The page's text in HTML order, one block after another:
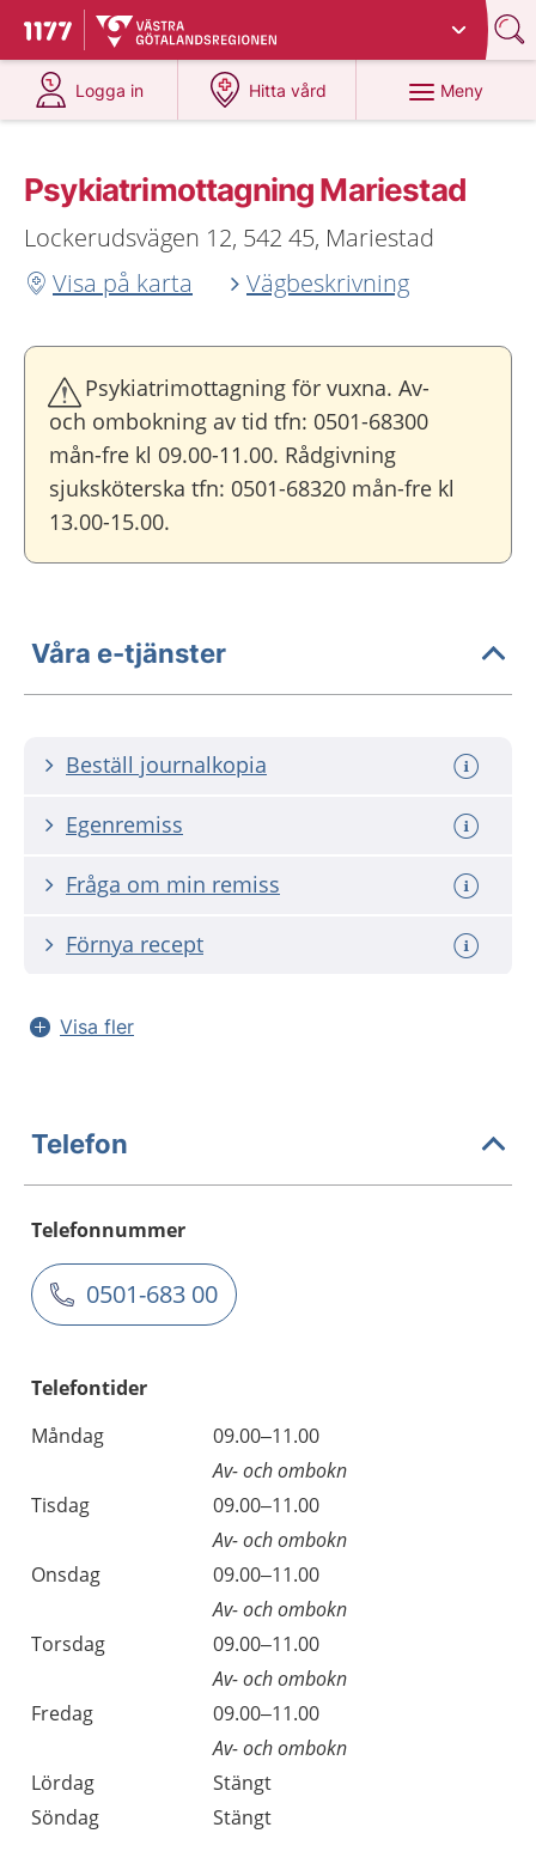
Till startsidan för 1177
Du har valt region
Logga in
på 1177.se
Hitta vård
på 1177.se
Meny
Psykiatrimottagning Mariestad
Lockerudsvägen 12, 542 45, Mariestad
Visa på karta
Vägbeskrivning
Psykiatrimottagning för vuxna. Av-
och ombokning av tid tfn: 0501-68300
mån-fre kl 09.00-11.00. Rådgivning
sjuksköterska tfn: 0501-68320 mån-fre kl
13.00-15.00.
Våra e-tjänster
Beställ journalkopia
Egenremiss
Fråga om min remiss
Förnya recept
Visa fler
Telefon
Telefonnummer
0501-683 00
Telefontider
Måndag
09.00–11.00
Av- och ombokn
Tisdag
09.00–11.00
Av- och ombokn
Onsdag
09.00–11.00
Av- och ombokn
Torsdag
09.00–11.00
Av- och ombokn
Fredag
09.00–11.00
Av- och ombokn
Lördag
Stängt
Söndag
Stängt